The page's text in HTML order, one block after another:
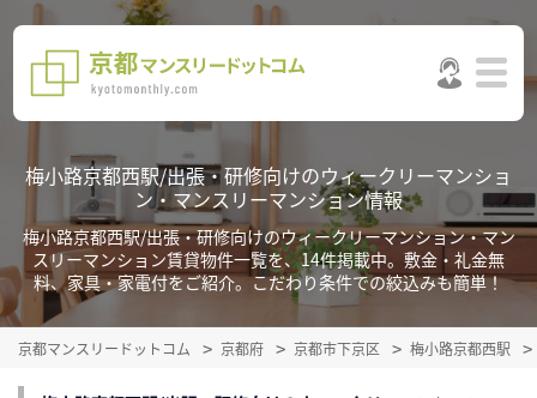
梅小路京都西駅/出張・研修向けのウィークリーマンショ
ン・マンスリーマンション情報
梅小路京都西駅/出張・研修向けのウィークリーマンション・マン
スリーマンション賃貸物件一覧を、14件掲載中。敷金・礼金無
料、家具・家電付をご紹介。こだわり条件での絞込みも簡単！
京都マンスリードットコム 京都府 京都市下京区 梅小路京都西駅